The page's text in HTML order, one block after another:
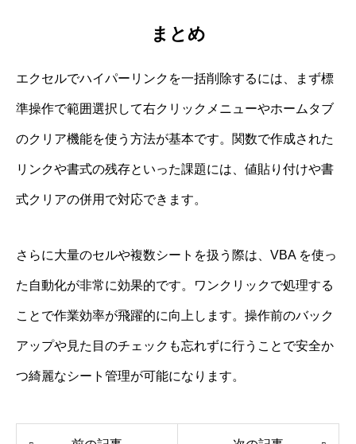
まとめ
エクセルでハイパーリンクを一括削除するには、まず標
準操作で範囲選択して右クリックメニューやホームタブ
のクリア機能を使う方法が基本です。関数で作成された
リンクや書式の残存といった課題には、値貼り付けや書
式クリアの併用で対応できます。
さらに大量のセルや複数シートを扱う際は、VBA を使っ
た自動化が非常に効果的です。ワンクリックで処理する
ことで作業効率が飛躍的に向上します。操作前のバック
アップや見た目のチェックも忘れずに行うことで安全か
つ綺麗なシート管理が可能になります。